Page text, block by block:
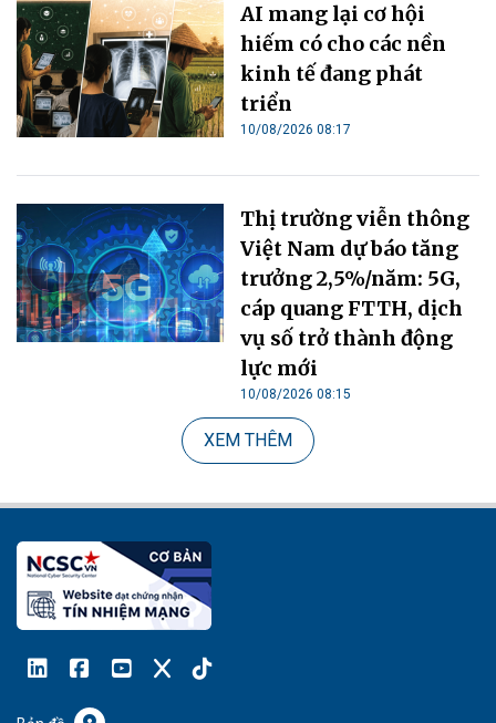
AI mang lại cơ hội
hiếm có cho các nền
kinh tế đang phát
triển
10/08/2026 08:17
Thị trường viễn thông
Việt Nam dự báo tăng
trưởng 2,5%/năm: 5G,
cáp quang FTTH, dịch
vụ số trở thành động
lực mới
10/08/2026 08:15
XEM THÊM